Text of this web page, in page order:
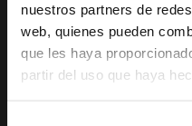
nuestros partners de
web, quienes pueden
que les haya
partir del uso que haya
ASIA DEL SUR
ASIA DEL ESTE
PACÍFICO SUR